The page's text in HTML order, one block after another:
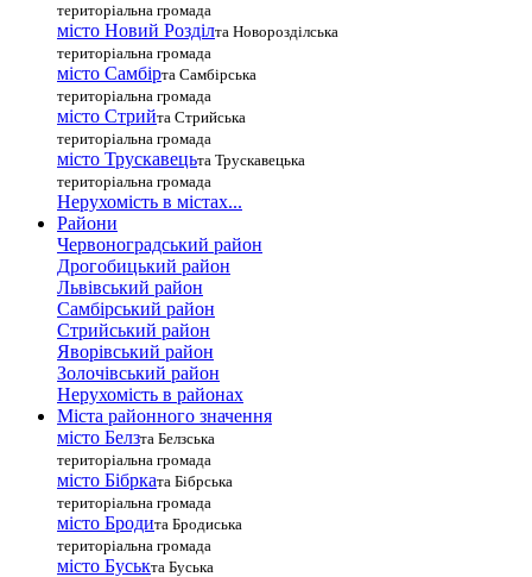
територіальна громада
місто Новий Розділта Новорозділська
територіальна громада
місто Самбірта Самбірська
територіальна громада
місто Стрийта Стрийська
територіальна громада
місто Трускавецьта Трускавецька
територіальна громада
Нерухомість в містах...
Райони
Червоноградський район
Дрогобицький район
Львівський район
Самбірський район
Стрийський район
Яворівський район
Золочівський район
Нерухомість в районах
Міста районного значення
місто Белзта Белзська
територіальна громада
місто Бібрката Бібрська
територіальна громада
місто Бродита Бродиська
територіальна громада
місто Буськта Буська